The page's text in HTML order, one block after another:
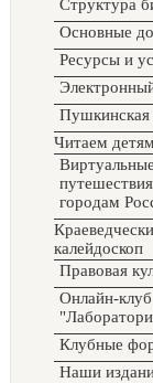
Структура
Основные
Ресурсы и
Пушкинская
Читаем
Виртуальные
городам
калейдоскоп
Правовая
Онлайн-
Клубные
Наши